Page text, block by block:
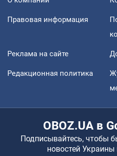
Правовая информация
Реклама на сайте
Редакционная политика
OBOZ.UA в
Подписывайтесь, чтобы
новостей